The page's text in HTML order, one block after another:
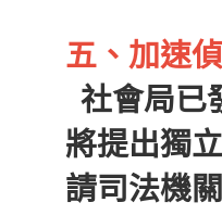
五、加速
社會局已
將提出獨
請司法機